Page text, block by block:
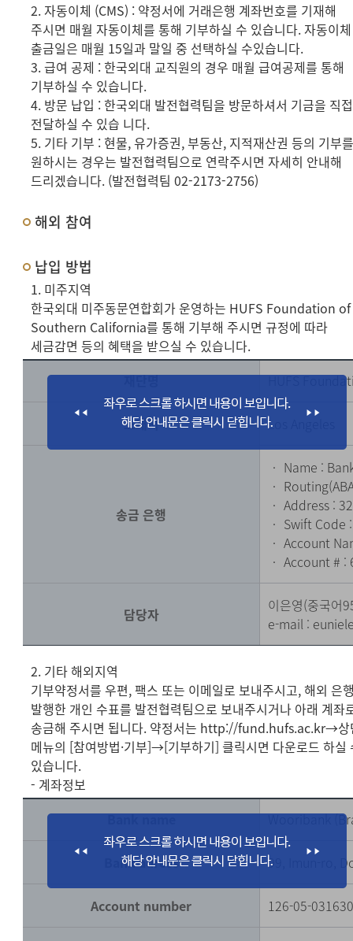
2. 자동이체 (CMS) : 약정서에 거래은행 계좌번호를 기재해
주시면 매월 자동이체를 통해 기부하실 수 있습니다. 자동이체
출금일은 매월 15일과 말일 중 선택하실 수있습니다.
3. 급여 공제 : 한국외대 교직원의 경우 매월 급여공제를 통해
기부하실 수 있습니다.
4. 방문 납입 : 한국외대 발전협력팀을 방문하셔서 기금을 직접
전달하실 수 있습 니다.
5. 기타 기부 : 현물, 유가증권, 부동산, 지적재산권 등의 기부
원하시는 경우는 발전협력팀으로 연락주시면 자세히 안내해
드리겠습니다. (발전협력팀 02-2173-2756)
해외 참여
납입 방법
1. 미주지역
한국외대 미주동문연합회가 운영하는 HUFS Foundation of
Southern California를 통해 기부해 주시면 규정에 따라
세금감면 등의 혜택을 받으실 수 있습니다.
재단명
HUFS
소재지 Los Angeles
송금 은행
‧ Name :
‧
‧ Address :
‧ Swift Code
‧ Account
‧ Account # :
담당자
이은영(중국어
e-mail :
2. 기타 해외지역
기부약정서를 우편, 팩스 또는 이메일로 보내주시고, 해외 은
발행한 개인 수표를 발전협력팀으로 보내주시거나 아래 계좌
송금해 주시면 됩니다. 약정서는 http://fund.hufs.ac.kr→상
메뉴의 [참여방법·기부]→[기부하기] 클릭시면 다운로드 하실
있습니다.
- 계좌정보
Bank name
Wooribank
Bank adress 99, Imun-ro,
Account number 126-05-